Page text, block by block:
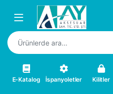
Skip to navigation
Skip to content
Ara:
E-Katalog İspanyoletler Kilitler